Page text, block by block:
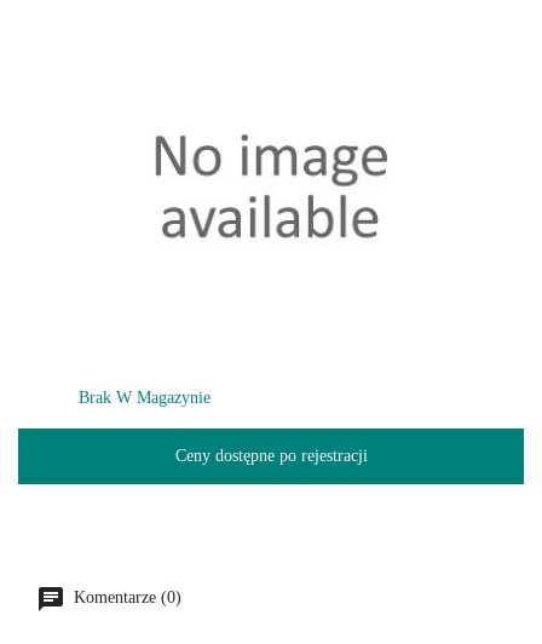
Brak W Magazynie
Ceny dostępne po rejestracji
Komentarze (0)